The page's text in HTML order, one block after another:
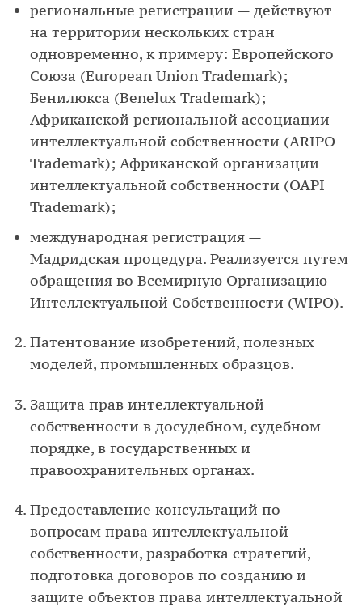
региональные регистрации — действуют
на территории нескольких стран
одновременно, к примеру: Европейского
Союза (European Union Trademark);
Бенилюкса (Benelux Trademark);
Африканской региональной ассоциации
интеллектуальной собственности (ARIPO
Trademark); Африканской организации
интеллектуальной собственности (OAPI
Trademark);
международная регистрация —
Мадридская процедура. Реализуется путем
обращения во Всемирную Организацию
Интеллектуальной Собственности (WIPO).
Патентование изобретений, полезных
моделей, промышленных образцов.
Защита прав интеллектуальной
собственности в досудебном, судебном
порядке, в государственных и
правоохранительных органах.
Предоставление консультаций по
вопросам права интеллектуальной
собственности, разработка стратегий,
подготовка договоров по созданию и
защите объектов права интеллектуальной